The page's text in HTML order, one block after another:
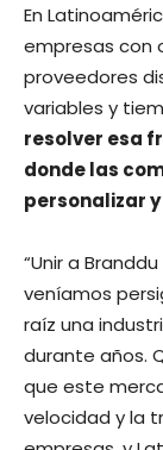
En
empresas con
proveedores
variables y
resolver esa
donde las
personalizar
“Unir a
veníamos
raíz una
durante años.
que este
velocidad y la